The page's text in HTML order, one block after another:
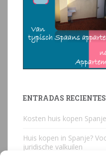
ENTRADAS RECIENTES
Kosten huis kopen
Huis kopen in Spanje?
juridische valkuilen